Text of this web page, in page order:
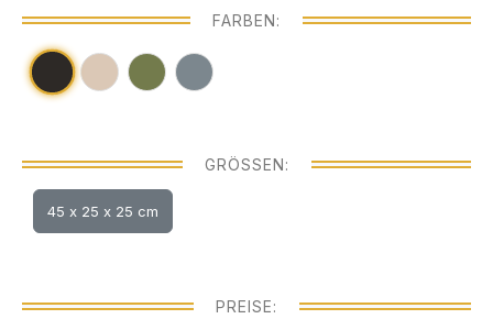
FARBEN:
GRÖSSEN:
45 x 25 x 25 cm
PREISE: